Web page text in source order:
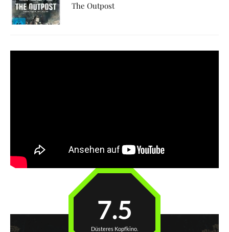
The Outpost
7.5
Düsteres Kopfkino.